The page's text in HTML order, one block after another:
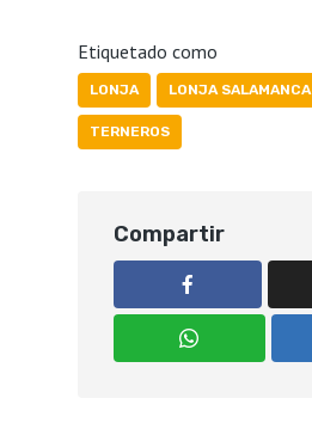
Etiquetado como
LONJA LONJA SALAMANCA
TERNEROS
Compartir